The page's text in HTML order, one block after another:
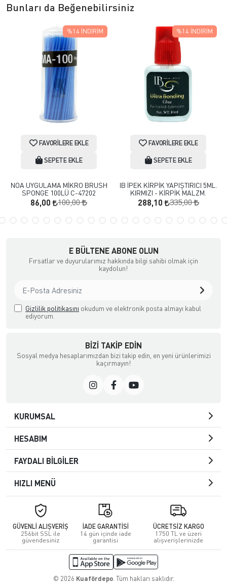
Bunları da Beğenebilirsiniz
FAVORILERE EKLE
SEPETE EKLE
NOA UYGULAMA MİKRO BRUSH
SPONGE 100LÜ C-47202
86,00 100,00
%14 İNDIRIM
FAVORILERE EKLE
SEPETE EKLE
IB İPEK KİRPİK YAPIŞTIRICI 5ML.
KIRMIZI - KİRPİK MALZM.
288,10 335,00
%14 İNDIRIM
E BÜLTENE ABONE OLUN
Fırsatlar ve duyurularımız hakkında bilgi sahibi olmak için
kaydolun!
Gizlilik politikasını okudum ve elektronik posta almayı kabul
ediyorum.
BIZI TAKIP EDIN
Sosyal medya hesaplarımızdan bizi takip edin, en yeni ürünlerimizi
kaçırmayın!
KURUMSAL
HESABIM
FAYDALI BİLGİLER
HIZLI MENÜ
GÜVENLİ ALIŞVERİŞ
256bit SSL ile
güvendesiniz
İADE GARANTİSİ
14 gün içinde iade
garantisi
ÜCRETSİZ KARGO
1750 TL ve üzeri
alışverişlerinizde
© 2026 Kuafördepo. Tüm hakları saklıdır.